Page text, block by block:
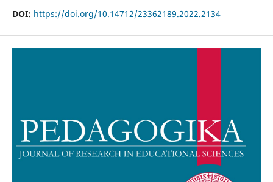
DOI: https://doi.org/10.14712/23362189.2022.2134